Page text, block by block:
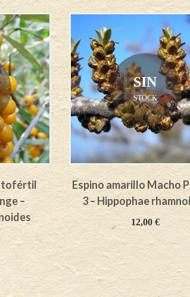
–
SIN
STOCK
Espino amarillo Macho
3 – Hippophae
12,00€